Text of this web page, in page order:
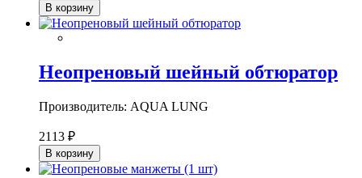
В корзину
Неопреновый шейный обтюратор
Производитель: AQUA LUNG
2113 ₽
В корзину